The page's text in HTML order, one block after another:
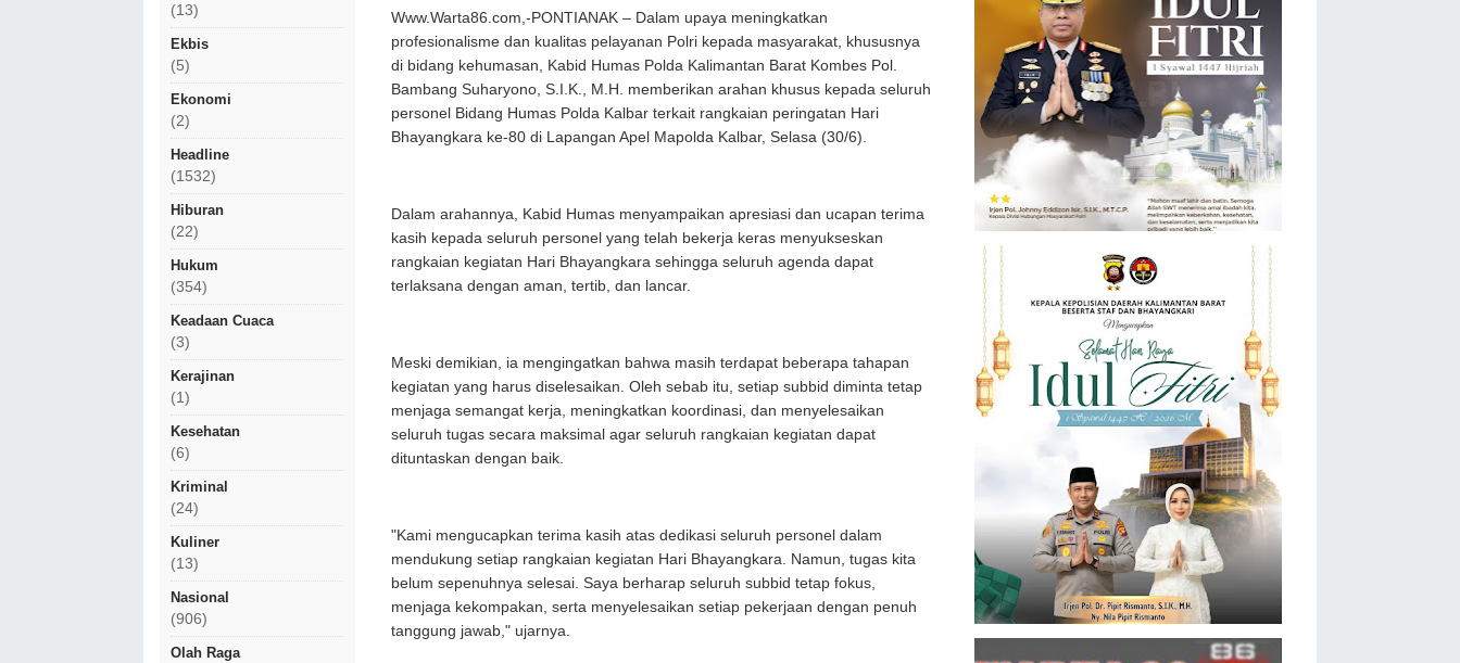
(13)
Ekbis
(5)
Ekonomi
(2)
Headline
(1532)
Hiburan
(22)
Hukum
(354)
Keadaan Cuaca
(3)
Kerajinan
(1)
Kesehatan
(6)
Kriminal
(24)
Kuliner
(13)
Nasional
(906)
Olah Raga
Www.Warta86.com,-PONTIANAK – Dalam upaya meningkatkan
profesionalisme dan kualitas pelayanan Polri kepada masyarakat, khususnya
di bidang kehumasan, Kabid Humas Polda Kalimantan Barat Kombes Pol.
Bambang Suharyono, S.I.K., M.H. memberikan arahan khusus kepada seluruh
personel Bidang Humas Polda Kalbar terkait rangkaian peringatan Hari
Bhayangkara ke-80 di Lapangan Apel Mapolda Kalbar, Selasa (30/6).
Dalam arahannya, Kabid Humas menyampaikan apresiasi dan ucapan terima
kasih kepada seluruh personel yang telah bekerja keras menyukseskan
rangkaian kegiatan Hari Bhayangkara sehingga seluruh agenda dapat
terlaksana dengan aman, tertib, dan lancar.
Meski demikian, ia mengingatkan bahwa masih terdapat beberapa tahapan
kegiatan yang harus diselesaikan. Oleh sebab itu, setiap subbid diminta tetap
menjaga semangat kerja, meningkatkan koordinasi, dan menyelesaikan
seluruh tugas secara maksimal agar seluruh rangkaian kegiatan dapat
dituntaskan dengan baik.
"Kami mengucapkan terima kasih atas dedikasi seluruh personel dalam
mendukung setiap rangkaian kegiatan Hari Bhayangkara. Namun, tugas kita
belum sepenuhnya selesai. Saya berharap seluruh subbid tetap fokus,
menjaga kekompakan, serta menyelesaikan setiap pekerjaan dengan penuh
tanggung jawab," ujarnya.